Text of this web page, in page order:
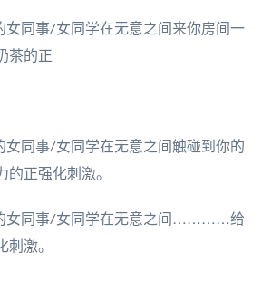
女同事/女同学在无意之间来你房间一
茶的正
女同事/女同学在无意之间触碰到你的
正强化刺激。
女同事/女同学在无意之间…………给
激。